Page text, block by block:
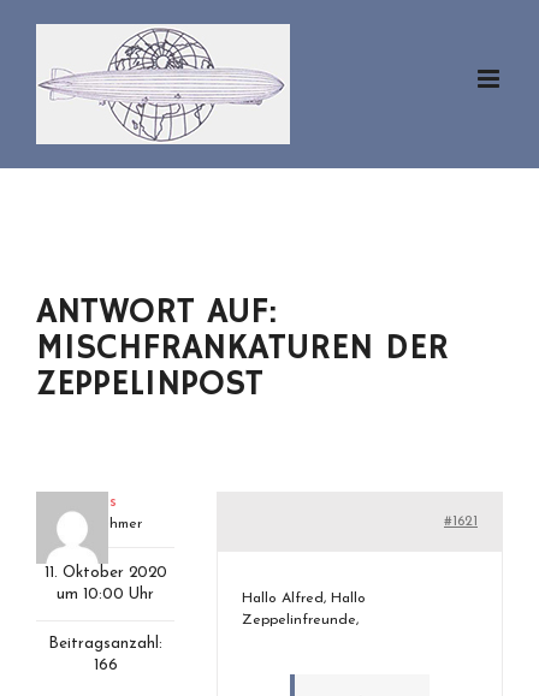
springen
ANTWORT AUF:
MISCHFRANKATUREN DER
ZEPPELINPOST
klaus
Teilnehmer
11. Oktober 2020
um 10:00 Uhr
Beitragsanzahl:
166
#1621
Hallo Alfred, Hallo
Zeppelinfreunde,